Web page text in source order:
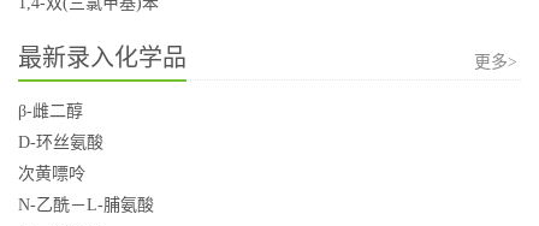
最新录入化学品 更多>
β-雌二醇
D-环丝氨酸
次黄嘌呤
N-乙酰－L-脯氨酸